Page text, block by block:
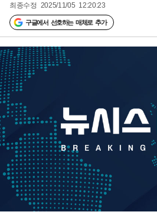
최종수정 2025/11/05 12:20:23
구글에서 선호하는 매체로 추가